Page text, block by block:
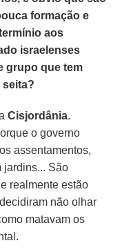
formação e
aos
israelenses
grupo que tem
seita?
Cisjordânia.
o governo
assentamentos,
jardins... São
realmente estão
não olhar
matavam os